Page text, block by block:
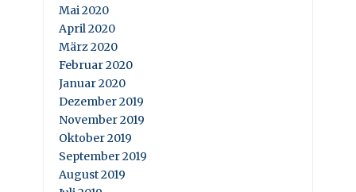
Mai 2020
April 2020
März 2020
Februar 2020
Januar 2020
Dezember 2019
November 2019
Oktober 2019
September 2019
August 2019